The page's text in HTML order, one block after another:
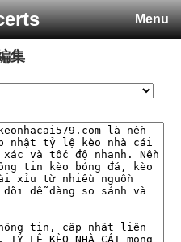
Menu
集